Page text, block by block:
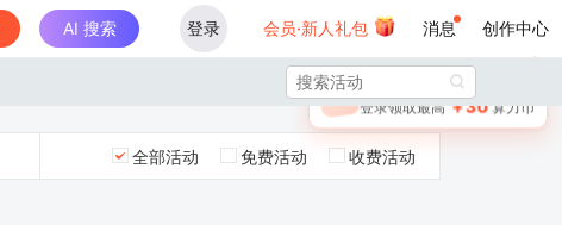
AI 搜索 登录 会员·新人礼包 消息 创作中心
🎁 未登录
登录领取最高￥30算力币

全部活动 免费活动 收费活动